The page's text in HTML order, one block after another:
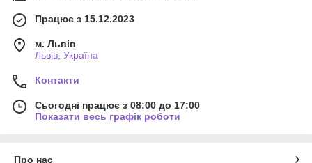
Працює з 15.12.2023
м. Львів
Львів, Україна
Контакти
Сьогодні працює з 08:00 до 17:00
Показати весь графік роботи
Про нас